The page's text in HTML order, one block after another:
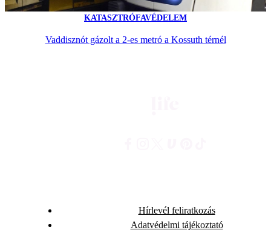
KATASZTRÓFAVÉDELEM
Vaddisznót gázolt a 2-es metró a Kossuth térnél
Hírlevél feliratkozás
Adatvédelmi tájékoztató